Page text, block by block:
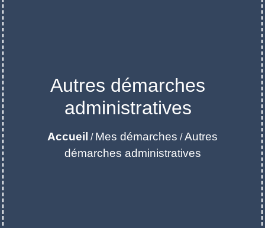
Autres démarches
administratives
Accueil / Mes démarches /Autres
démarches administratives